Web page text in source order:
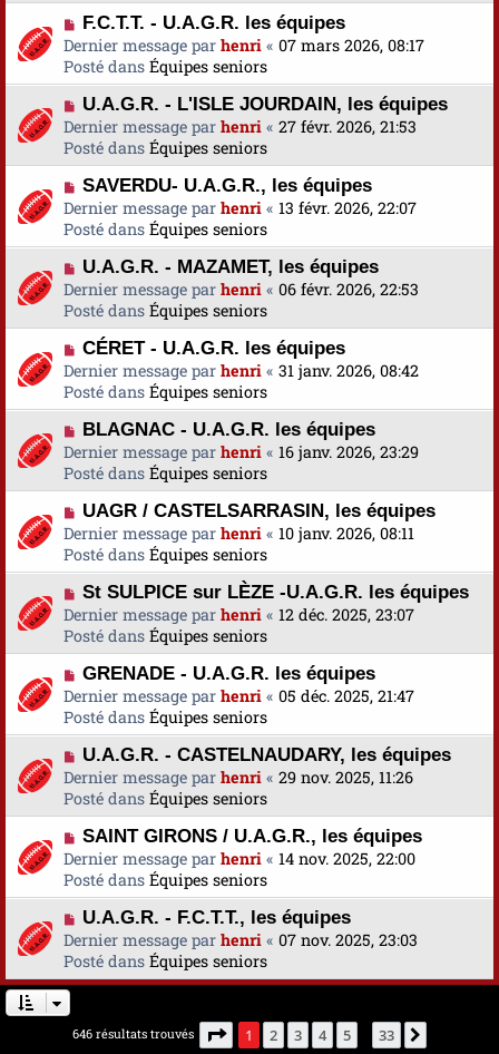
a
g
e
m
e
s
s
a
g
e
e
a
u
m
e
s
s
a
g
e
N
o
u
v
e
a
u
m
e
s
s
a
g
e
F.C.T.T. - U.A.G.R. les équipes
Dernier message par henri « 07 mars 2026, 08:17
Posté dans Équipes seniors
N
o
u
v
e
a
u
m
e
s
s
a
g
e
U.A.G.R. - L'ISLE JOURDAIN, les équipes
Dernier message par henri « 27 févr. 2026, 21:53
Posté dans Équipes seniors
N
o
u
v
e
a
u
m
e
s
s
a
g
e
SAVERDU- U.A.G.R., les équipes
Dernier message par henri « 13 févr. 2026, 22:07
Posté dans Équipes seniors
N
o
u
v
e
a
u
m
e
s
s
a
g
e
U.A.G.R. - MAZAMET, les équipes
Dernier message par henri « 06 févr. 2026, 22:53
Posté dans Équipes seniors
N
o
u
v
e
a
u
m
e
s
s
a
g
e
CÉRET - U.A.G.R. les équipes
Dernier message par henri « 31 janv. 2026, 08:42
Posté dans Équipes seniors
N
o
u
v
e
a
u
m
e
s
s
a
g
e
BLAGNAC - U.A.G.R. les équipes
Dernier message par henri « 16 janv. 2026, 23:29
Posté dans Équipes seniors
N
o
u
v
e
a
u
m
e
s
s
a
g
e
UAGR / CASTELSARRASIN, les équipes
Dernier message par henri « 10 janv. 2026, 08:11
Posté dans Équipes seniors
N
o
u
v
e
a
u
m
e
s
s
a
g
e
St SULPICE sur LÈZE -U.A.G.R. les équipes
Dernier message par henri « 12 déc. 2025, 23:07
Posté dans Équipes seniors
N
o
u
v
e
a
u
m
e
s
s
a
g
e
GRENADE - U.A.G.R. les équipes
Dernier message par henri « 05 déc. 2025, 21:47
Posté dans Équipes seniors
N
o
u
v
e
a
u
m
e
s
s
a
e
U.A.G.R. - CASTELNAUDARY, les équipes
Dernier message par henri « 29 nov. 2025, 11:26
Posté dans Équipes seniors
N
o
u
v
e
a
u
m
s
SAINT GIRONS / U.A.G.R., les équipes
Dernier message par henri « 14 nov. 2025, 22:00
Posté dans Équipes seniors
N
o
u
v
u
U.A.G.R. - F.C.T.T., les équipes
Dernier message par henri « 07 nov. 2025, 23:03
Posté dans Équipes seniors
646 résultats trouvés Page 1sur33
1 2 3 4 5 33